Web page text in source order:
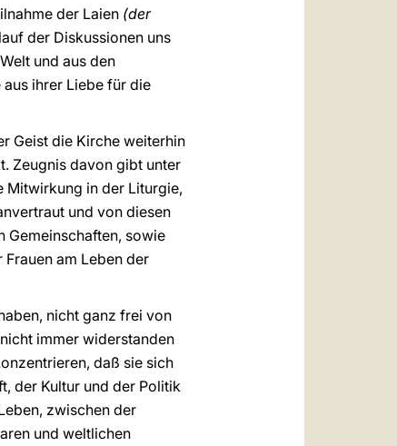
der Laien (der
der Diskussionen uns
und aus den
ihrer Liebe für die
Geist die Kirche weiterhin
Zeugnis davon gibt unter
Mitwirkung in der Liturgie,
und von diesen
Gemeinschaften, sowie
am Leben der
nicht ganz frei von
immer widerstanden
daß sie sich
der Kultur und der Politik
zwischen der
und weltlichen